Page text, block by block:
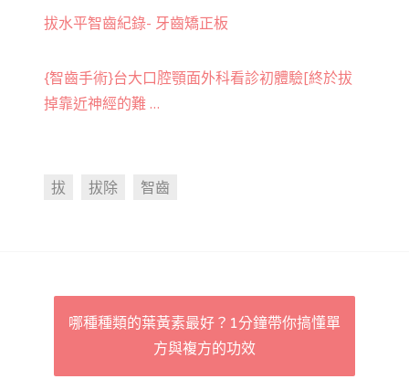
拔水平智齒紀錄- 牙齒矯正板
{智齒手術}台大口腔顎面外科看診初體驗[終於拔
掉靠近神經的難 …
拔 拔除 智齒
Post
navigation
哪種種類的葉黃素最好？1分鐘帶你搞懂單
方與複方的功效